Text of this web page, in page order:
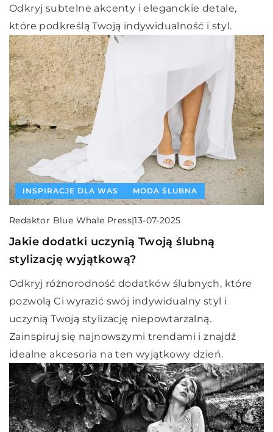
Odkryj subtelne akcenty i eleganckie detale,
które podkreślą Twoją indywidualność i styl.
INSPIRACJE DLA WAS MODA ŚLUBNA
Redaktor Blue Whale Press|13-07-2025
Jakie dodatki uczynią Twoją ślubną
stylizację wyjątkową?
Odkryj różnorodność dodatków ślubnych, które
pozwolą Ci wyrazić swój indywidualny styl i
uczynią Twoją stylizację niepowtarzalną.
Zainspiruj się najnowszymi trendami i znajdź
idealne akcesoria na ten wyjątkowy dzień.